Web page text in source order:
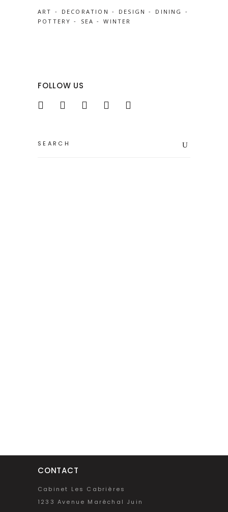
ART DECORATION DESIGN
DINING
POTTERY
SEA WINTER
FOLLOW US
CONTACT
Cabinet Les Cabrières
1233 Avenue Maréchal Juin